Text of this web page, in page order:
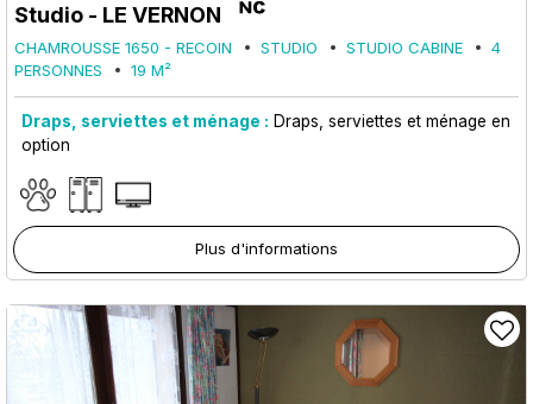
Studio - LE VERNON
CHAMROUSSE 1650 - RECOIN STUDIO STUDIO CABINE
4
PERSONNES
19 M²
Draps, serviettes et ménage : Draps, serviettes et ménage en
option
Plus d'informations